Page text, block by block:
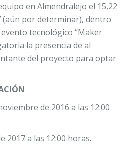
en Almendralejo el 15,22
(aún por determinar), dentro
tecnológico “Maker
la presencia de al
del proyecto para optar
de 2016 a las 12:00
2017 a las 12:00 horas.